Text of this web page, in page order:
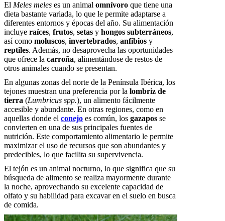
El Meles meles es un animal omnívoro que tiene una
dieta bastante variada, lo que le permite adaptarse a
diferentes entornos y épocas del año. Su alimentación
incluye raíces, frutos, setas y hongos subterráneos,
así como moluscos, invertebrados, anfibios y
reptiles. Además, no desaprovecha las oportunidades
que ofrece la carroña, alimentándose de restos de
otros animales cuando se presentan.
En algunas zonas del norte de la Península Ibérica, los
tejones muestran una preferencia por la lombriz de
tierra (Lumbricus spp.), un alimento fácilmente
accesible y abundante. En otras regiones, como en
aquellas donde el conejo es común, los gazapos se
convierten en una de sus principales fuentes de
nutrición. Este comportamiento alimentario le permite
maximizar el uso de recursos que son abundantes y
predecibles, lo que facilita su supervivencia.
El tejón es un animal nocturno, lo que significa que su
búsqueda de alimento se realiza mayormente durante
la noche, aprovechando su excelente capacidad de
olfato y su habilidad para excavar en el suelo en busca
de comida.